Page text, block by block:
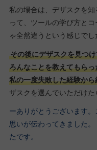
私の場合は、デザスクを
って、ツールの学び方と
ゃ全然違うという感じでし
その後にデザスクを見つ
ろんなことを教えてもら
私の一度失敗した経験か
ザスクを選んでいただけた
ーありがとうございます
思いが伝わってきました
たです。